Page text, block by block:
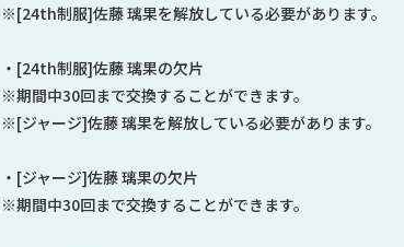
※[24th制服]佐藤 璃果を解放している必要があります。
・[24th制服]佐藤 璃果の欠片
※期間中30回まで交換することができます。
※[ジャージ]佐藤 璃果を解放している必要があります。
・[ジャージ]佐藤 璃果の欠片
※期間中30回まで交換することができます。